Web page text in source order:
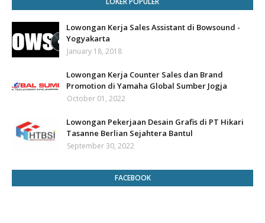
Lowongan Kerja Sales Assistant di Bowsound -
Yogyakarta
January 18, 2018
Lowongan Kerja Counter Sales dan Brand
Promotion di Yamaha Global Sumber Jogja
October 01, 2022
Lowongan Pekerjaan Desain Grafis di PT Hikari
Tasanne Berlian Sejahtera Bantul
September 30, 2022
FACEBOOK